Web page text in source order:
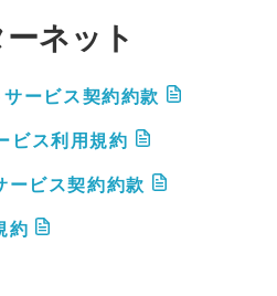
ネット
ービス契約約款
ス利用規約
ービス契約約款
約